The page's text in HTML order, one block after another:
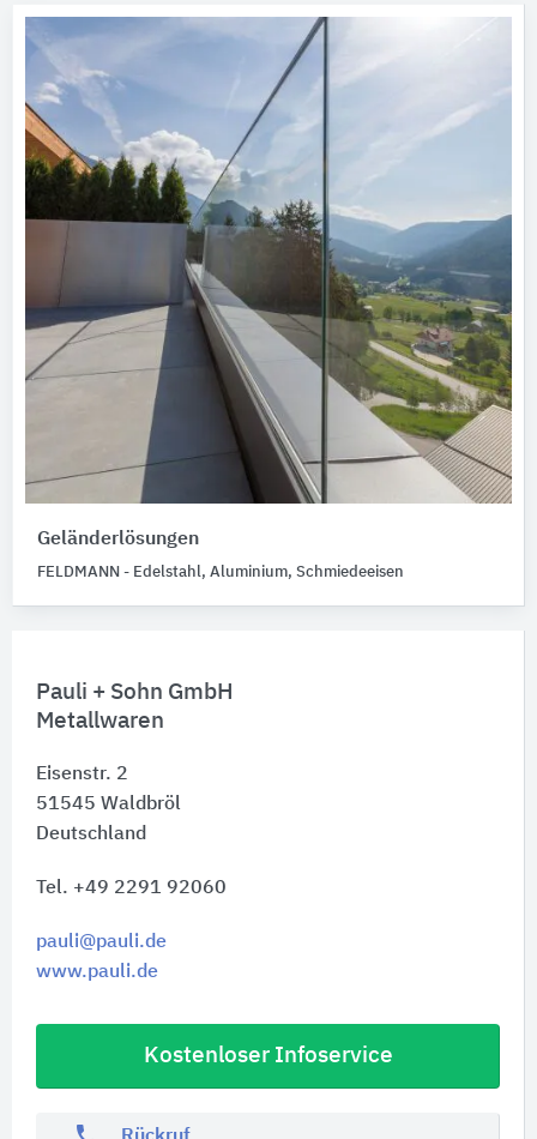
Pauli + Sohn GmbH
Metallwaren
Eisenstr. 2
51545 Waldbröl
Deutschland
Tel. +49 2291 92060
pauli@pauli.de
www.pauli.de
Kostenloser Infoservice
Geländerlösungen
FELDMANN - Edelstahl, Aluminium, Schmiedeeisen